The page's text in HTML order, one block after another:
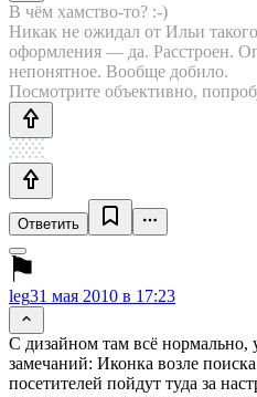
В чём хамство-то? :-)
Никак не ожидал от Ильи
оформления — да. Расстроен.
непонятное. Вообще добило.
Посмотрите объективно,
Ответить
leg31 мая 2010 в 17:23
С дизайном там всё нормально,
замечаний: Иконка возле
посетителей пойдут туда за